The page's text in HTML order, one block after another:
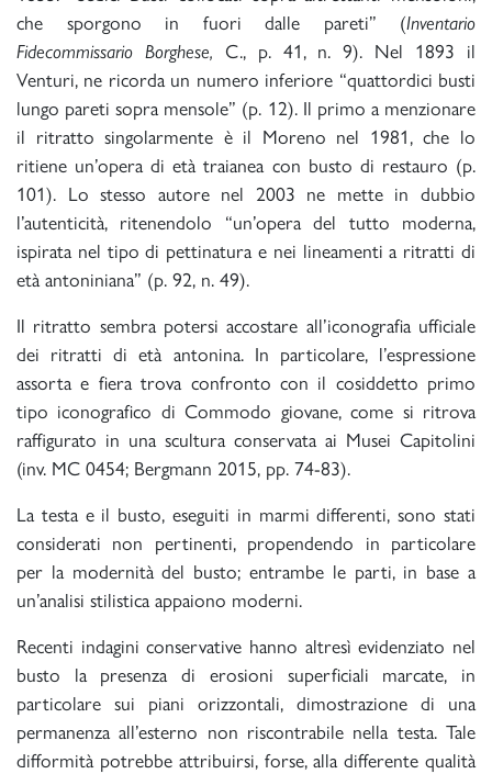
che sporgono in fuori dalle pareti” (Inventario
Fidecommissario Borghese, C., p. 41, n. 9). Nel 1893 il
Venturi, ne ricorda un numero inferiore “quattordici busti
lungo pareti sopra mensole” (p. 12). Il primo a menzionare
il ritratto singolarmente è il Moreno nel 1981, che lo
ritiene un’opera di età traianea con busto di restauro (p.
101). Lo stesso autore nel 2003 ne mette in dubbio
l’autenticità, ritenendolo “un’opera del tutto moderna,
ispirata nel tipo di pettinatura e nei lineamenti a ritratti di
età antoniniana” (p. 92, n. 49).
Il ritratto sembra potersi accostare all’iconografia ufficiale
dei ritratti di età antonina. In particolare, l’espressione
assorta e fiera trova confronto con il cosiddetto primo
tipo iconografico di Commodo giovane, come si ritrova
raffigurato in una scultura conservata ai Musei Capitolini
(inv. MC 0454; Bergmann 2015, pp. 74-83).
La testa e il busto, eseguiti in marmi differenti, sono stati
considerati non pertinenti, propendendo in particolare
per la modernità del busto; entrambe le parti, in base a
un’analisi stilistica appaiono moderni.
Recenti indagini conservative hanno altresì evidenziato nel
busto la presenza di erosioni superficiali marcate, in
particolare sui piani orizzontali, dimostrazione di una
permanenza all’esterno non riscontrabile nella testa. Tale
difformità potrebbe attribuirsi, forse, alla differente qualità